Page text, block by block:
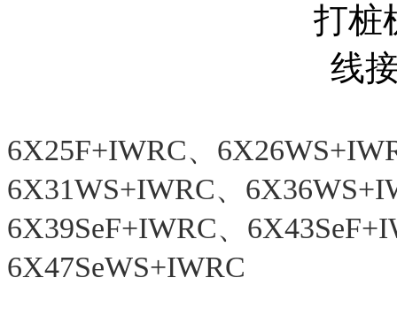
打桩
线
6X25F+IWRC、
6X31WS+IWRC、
6X39SeF+IWRC、
6X47SeWS+IWRC